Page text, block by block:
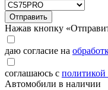
Отправить
Нажав кнопку
даю согласие на
соглашаюсь с политикой
Автомобили в наличии